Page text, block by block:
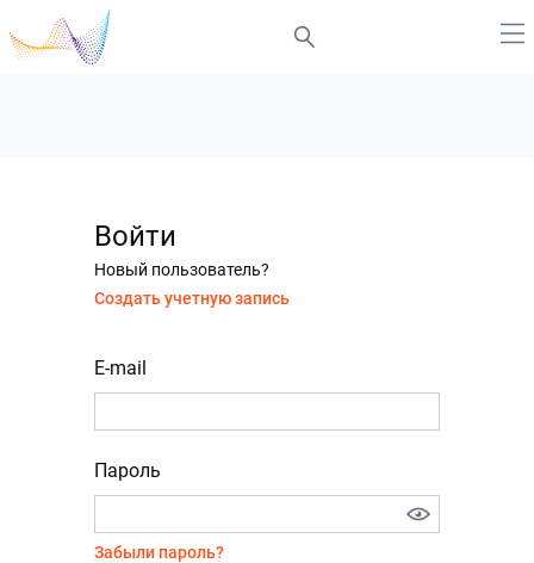
Войти
Новый пользователь?
Создать учетную запись
E-mail
Пароль
Забыли пароль?